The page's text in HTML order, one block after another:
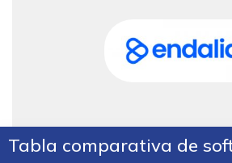
Tabla comparativa de